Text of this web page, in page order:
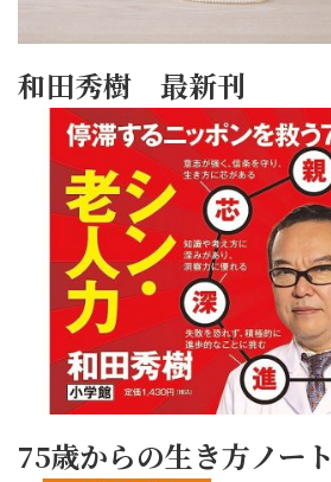
和田秀樹 最新刊
75歳からの生き方ノート